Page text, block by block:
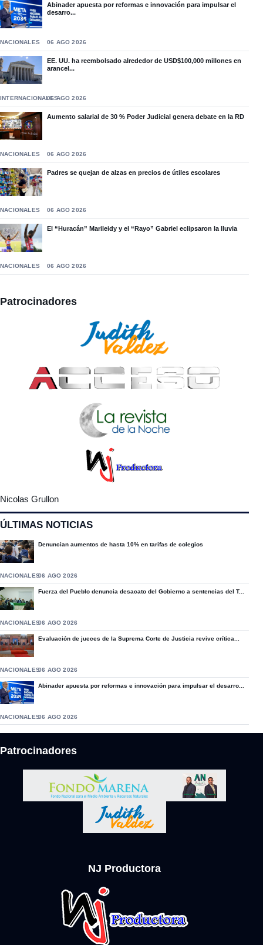
Abinader apuesta por reformas e innovación para impulsar el
desarro...
NACIONALES 06 AGO 2026
EE. UU. ha reembolsado alrededor de USD$100,000 millones en
arancel...
INTERNACIONALES06 AGO 2026
Aumento salarial de 30 % Poder Judicial genera debate en la RD
NACIONALES 06 AGO 2026
Padres se quejan de alzas en precios de útiles escolares
NACIONALES 06 AGO 2026
El “Huracán” Marileidy y el “Rayo” Gabriel eclipsaron la lluvia
NACIONALES 06 AGO 2026
Patrocinadores
Nicolas Grullon
ÚLTIMAS NOTICIAS
Denuncian aumentos de hasta 10% en tarifas de colegios
NACIONALES06 AGO 2026
Fuerza del Pueblo denuncia desacato del Gobierno a sentencias del T...
NACIONALES06 AGO 2026
Evaluación de jueces de la Suprema Corte de Justicia revive crítica...
NACIONALES06 AGO 2026
Abinader apuesta por reformas e innovación para impulsar el desarro...
NACIONALES06 AGO 2026
Patrocinadores
NJ Productora